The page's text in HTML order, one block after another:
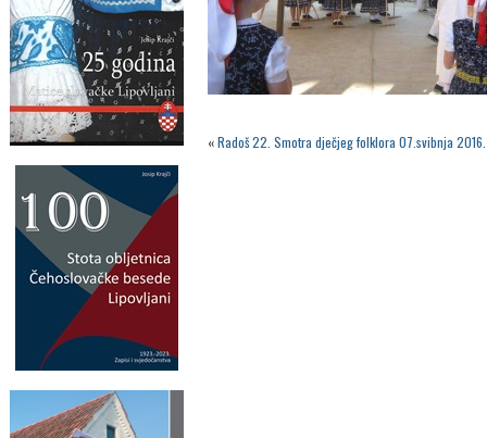
«Radoš 22. Smotra dječjeg folklora 07.svibnja